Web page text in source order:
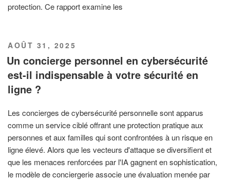
protection. Ce rapport examine les
PUBLIÉ
LE
AOÛT 31, 2025
Un concierge personnel en cybersécurité
est-il indispensable à votre sécurité en
ligne ?
Les concierges de cybersécurité personnelle sont apparus
comme un service ciblé offrant une protection pratique aux
personnes et aux familles qui sont confrontées à un risque en
ligne élevé. Alors que les vecteurs d'attaque se diversifient et
que les menaces renforcées par l'IA gagnent en sophistication,
le modèle de conciergerie associe une évaluation menée par